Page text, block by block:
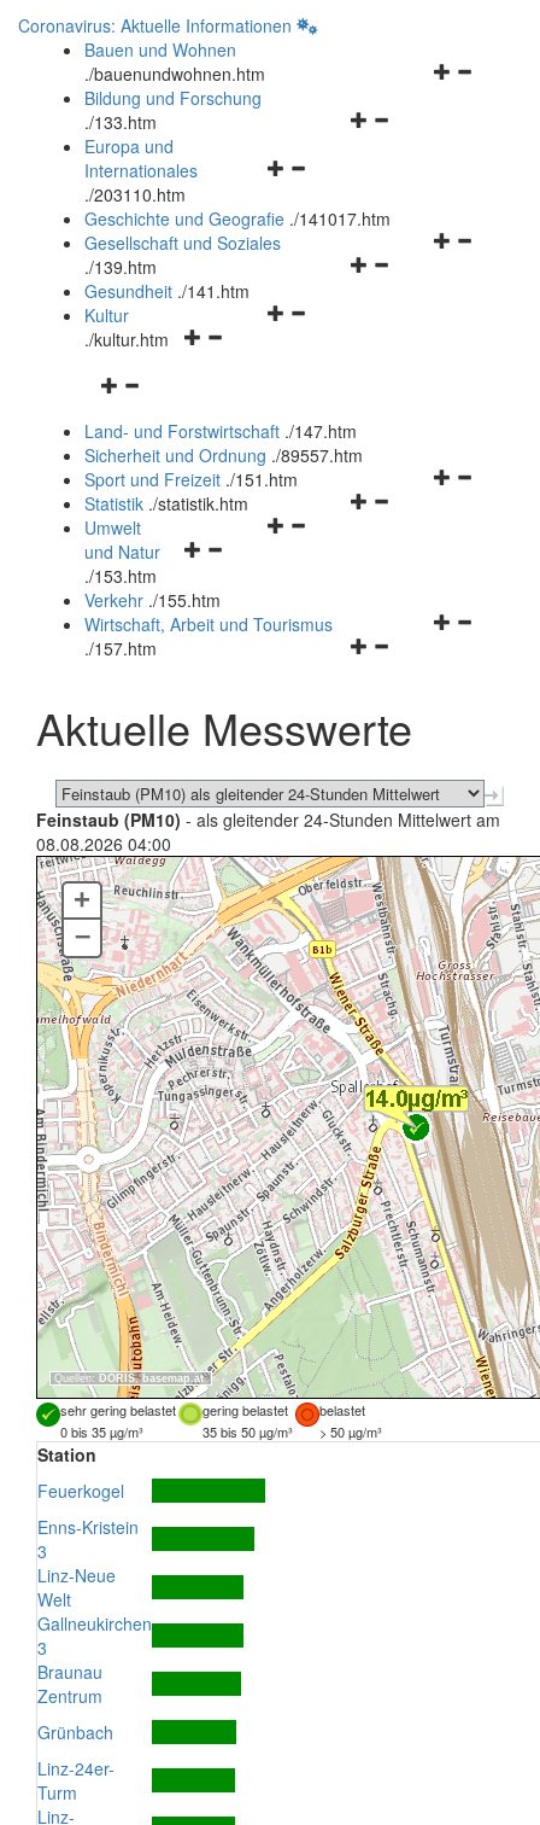
Coronavirus: Aktuelle Informationen
Bauen und Wohnen
./bauenundwohnen.htm
Navigationsmenü
Bildung und Forschung
./133.htm
Navigationsmenü
und
schließen
Europa und
Internationales
./203110.htm
Geschichte und Geografie ./141017.htm
Navigationsmenü
Gesellschaft und Soziales
./139.htm
Navigationsmenü
Gesundheit ./141.htm
Navigationsmenü
Kultur
./kultur.htm
Navigationsmenü
und
schließen
Land- und Forstwirtschaft ./147.htm
Sicherheit und Ordnung ./89557.htm
Navigationsmenü
Sport und Freizeit ./151.htm
Navigationsmenü
Statistik ./statistik.htm
Navigationsmenü
und
schließen
Umwelt
und Natur
./153.htm
Verkehr ./155.htm
Navigationsmenü
schließen
Wirtschaft, Arbeit und Tourismus
./157.htm
Aktuelle Messwerte
Feinstaub (PM10) - als gleitender 24-Stunden Mittelwert am
08.08.2026 04:00
Quellen: DORIS, basemap.at
+
–
sehr gering belastet gering belastet
belastet
0 bis 35 µg/m³
35 bis 50 µg/m³ > 50 µg/m³
Station
Feuerkogel
Enns-Kristein
3
Linz-Neue
Welt
Gallneukirchen
3
Braunau
Zentrum
Grünbach
Linz-24er-
Turm
Linz-